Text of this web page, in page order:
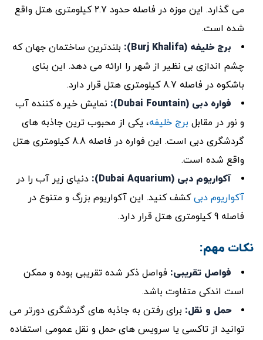
می ‌گذارد. این موزه در فاصله حدود 2.7 کیلومتری هتل واقع
شده است.
برجخلیفه (Burj Khalifa)
: بلندترین ساختمان جهان که
چشم‌ اندازی بی ‌نظیر از شهر را ارائه می ‌دهد. این بنای
باشکوه در فاصله 8.7 کیلومتری هتل قرار دارد.
فواره دبی (Dubai Fountain):
نمایش خیر.ه‌ کننده آب
و نور در مقابل برج خلیفه، یکی از محبوب ‌ترین جاذبه‌ های
گردشگری دبی است. این فواره در فاصله 8.8 کیلومتری هتل
واقع شده است.
آکواریوم دبی (Dubai Aquarium):
دنیای زیر آب را در
آکواریوم دبیکشف کنید. این آکواریوم بزرگ و متنوع در
فاصله 9 کیلومتری هتل قرار دارد.
نکات مهم:
فواصل تقریبی: فواصل ذکر شده تقریبی بوده و ممکن
است اندکی متفاوت باشد.
حمل و نقل: برای رفتن به جاذبه‌ های گردشگری دورتر می‌
توانید از تاکسی یا سرویس‌ های حمل و نقل عمومی استفاده